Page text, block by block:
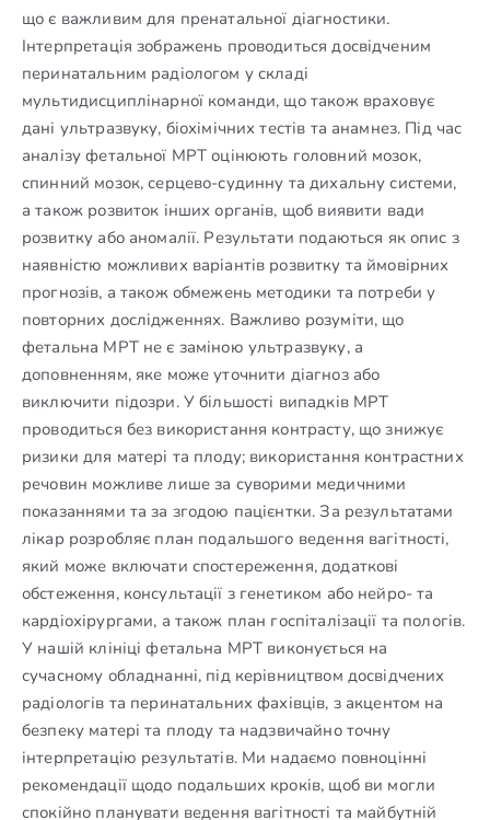
що є важливим для пренатальної діагностики.
Інтерпретація зображень проводиться досвідченим
перинатальним радіологом у складі
мультидисциплінарної команди, що також враховує
дані ультразвуку, біохімічних тестів та анамнез. Під час
аналізу фетальної МРТ оцінюють головний мозок,
спинний мозок, серцево-судинну та дихальну системи,
а також розвиток інших органів, щоб виявити вади
розвитку або аномалії. Результати подаються як опис з
наявністю можливих варіантів розвитку та ймовірних
прогнозів, а також обмежень методики та потреби у
повторних дослідженнях. Важливо розуміти, що
фетальна МРТ не є заміною ультразвуку, а
доповненням, яке може уточнити діагноз або
виключити підозри. У більшості випадків МРТ
проводиться без використання контрасту, що знижує
ризики для матері та плоду; використання контрастних
речовин можливе лише за суворими медичними
показаннями та за згодою пацієнтки. За результатами
лікар розробляє план подальшого ведення вагітності,
який може включати спостереження, додаткові
обстеження, консультації з генетиком або нейро- та
кардіохірургами, а також план госпіталізації та пологів.
У нашій клініці фетальна МРТ виконується на
сучасному обладнанні, під керівництвом досвідчених
радіологів та перинатальних фахівців, з акцентом на
безпеку матері та плоду та надзвичайно точну
інтерпретацію результатів. Ми надаємо повноцінні
рекомендації щодо подальших кроків, щоб ви могли
спокійно планувати ведення вагітності та майбутній